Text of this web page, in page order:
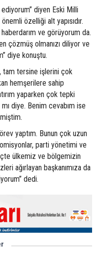
diyen Eski Milli
özelliği alt yapısıdır.
ve görüyorum da.
çözmüş olmanızı diliyor ve
diye konuştu.
tam tersine işlerini çok
hemşerilere sahip
yaparken çok tepki
mı diye. Benim cevabım ise
yaptım. Bunun çok uzun
parti yönetimi ve
ülkemiz ve bölgemizin
ağırlayan başkanımıza da
dedi.